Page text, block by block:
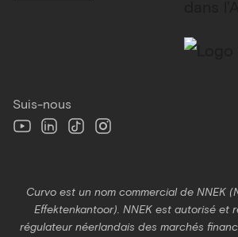
Suis-nous
Curvo est un nom commercial de NNEK
Effektenkantoor). NNEK est autorisé et
régulateur néerlandais des marchés